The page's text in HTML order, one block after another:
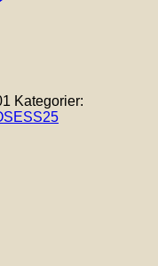
Kategorier: